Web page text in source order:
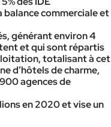
commerciale et
générant environ 4
et qui sont répartis
totalisant à cet
d’hôtels de charme,
agences de
en 2020 et vise un